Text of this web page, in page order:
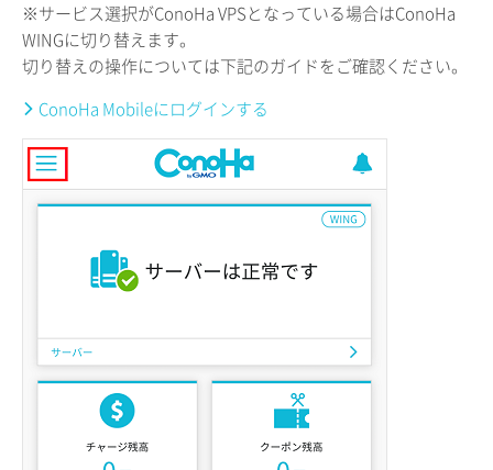
※サービス選択がConoHa VPSとなっている場合はConoHa
WINGに切り替えます。
切り替えの操作については下記のガイドをご確認ください。
ConoHa Mobileにログインする